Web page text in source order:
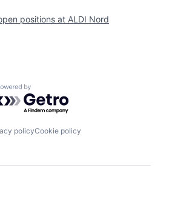
positions at ALDI Nord
by Getro.com
policyCookie policy